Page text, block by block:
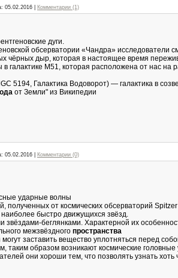
05.02.2016 Комментарии (1)
дуги.
обсерватории «Чандра» исследователи
чёрных дыр, которая в настоящее время
галактике M51, которая расположена от нас на
5194, Галактика Водоворот) — галактика в
от Земли" из Википедии
05.02.2016 Комментарии (0)
ударные волны
от космических обсерваторий
быстро движущихся звёзд.
беглянками. Характерной их
межзвёздного пространства
заставить вещество уплотняться перед
таким образом возникают космические
они хороши тем, что позволять узнать хоть